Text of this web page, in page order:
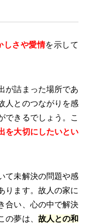
しさや愛情を示して
が詰まった場所であ
人とのつながりを感
できるでしょう。こ
を大切にしたいとい
て未解決の問題や感
ります。故人の家に
合い、心の中で解決
の夢は、 故人との和